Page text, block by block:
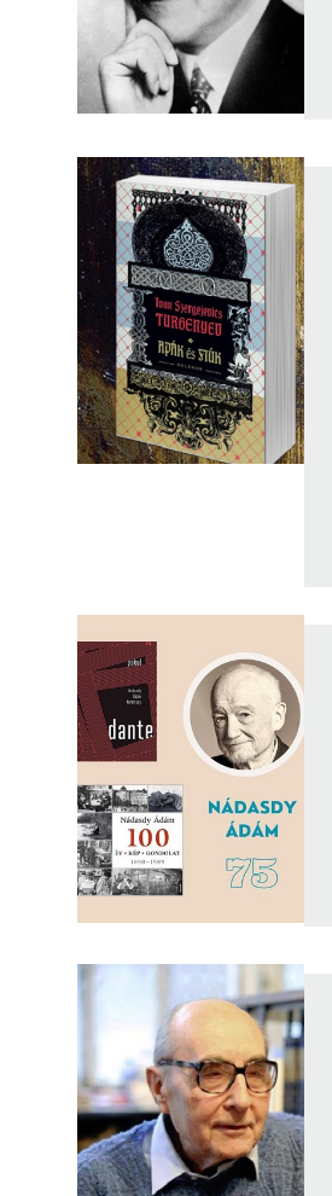
Findura Imre-
Galéria
Pályázatok
Közérdekű adatok
Online